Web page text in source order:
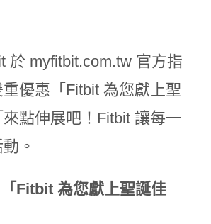
於 myfitbit.com.tw 官方指
優惠「Fitbit 為您獻上聖
點伸展吧！Fitbit 讓每一
。
Fitbit 為您獻上聖誕佳